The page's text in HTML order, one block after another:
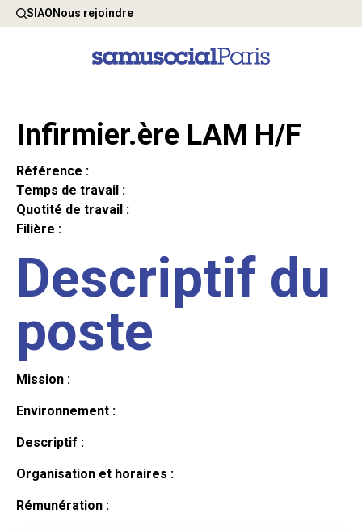
SIAONous rejoindre
Infirmier.ère LAM H/F
Référence :
Temps de travail :
Quotité de travail :
Filière :
Descriptif du
poste
Mission :
Environnement :
Descriptif :
Organisation et horaires :
Rémunération :